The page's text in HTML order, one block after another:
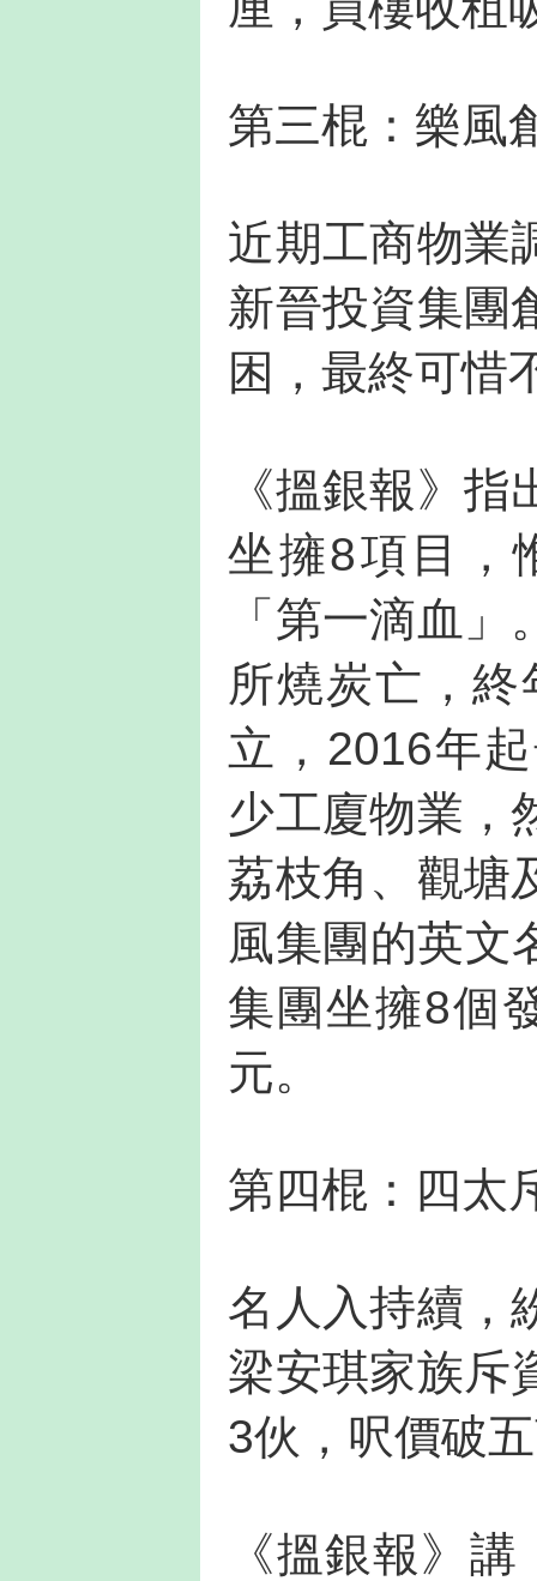
第三棍：樂風
近期工商物業
新晉投資集團
困，最終可惜
《搵銀報》
坐擁8項目，
「第一滴血
所燒炭亡，
立，2016年
少工廈物業，
荔枝角、觀塘
風集團的英文
集團坐擁8個
元。
第四棍：四太
名人入持續，
梁安琪家族斥
3伙，呎價破
《搵銀報》